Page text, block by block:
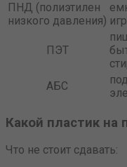
ПНД (полиэтилен
низкого давления)
ПЭТ
АБС
Какой пластик на
Что не стоит сдавать: